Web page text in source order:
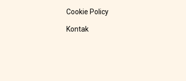
Cookie Policy
Kontak